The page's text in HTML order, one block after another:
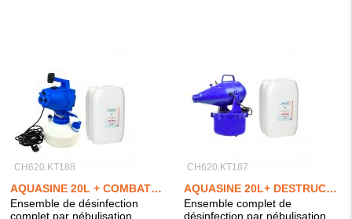
CH620.KT188
AQUASINE 20L + COMBATTOR
Ensemble de désinfection
complet par nébulisation
CH620.KT187
AQUASINE 20L+ DESTRUCTOR
Ensemble complet de
désinfection par nébulisation